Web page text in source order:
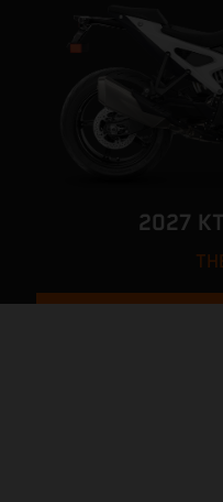
2027